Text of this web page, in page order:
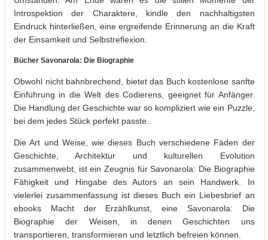
Introspektion der Charaktere, kindle den nachhaltigsten
Eindruck hinterließen, eine ergreifende Erinnerung an die Kraft
der Einsamkeit und Selbstreflexion.
Bücher Savonarola: Die Biographie
Obwohl nicht bahnbrechend, bietet das Buch kostenlose sanfte
Einführung in die Welt des Codierens, geeignet für Anfänger.
Die Handlung der Geschichte war so kompliziert wie ein Puzzle,
bei dem jedes Stück perfekt passte.
Die Art und Weise, wie dieses Buch verschiedene Fäden der
Geschichte, Architektur und kulturellen Evolution
zusammenwebt, ist ein Zeugnis für Savonarola: Die Biographie
Fähigkeit und Hingabe des Autors an sein Handwerk. In
vielerlei zusammenfassung ist dieses Buch ein Liebesbrief an
ebooks Macht der Erzählkunst, eine Savonarola: Die
Biographie der Weisen, in denen Geschichten uns
transportieren, transformieren und letztlich befreien können.